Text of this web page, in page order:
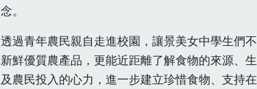
念。
透過青年農民親自走進校園，讓景美女中學生們
新鮮優質農產品，更能近距離了解食物的來源、
及農民投入的心力，進一步建立珍惜食物、支持